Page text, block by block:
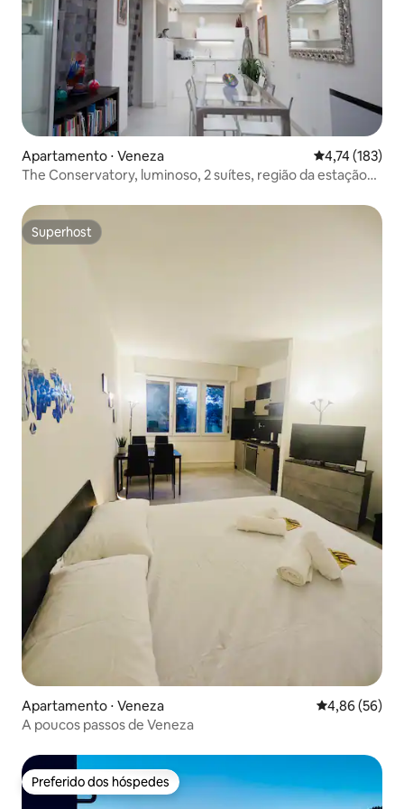
Apartamento ⋅ Veneza 4,74 de uma
4,74 (183)
The Conservatory, luminoso, 2 suítes, região da estação
Superhost
Superhost
Apartamento ⋅ Veneza 4,86 de uma
4,86 (56)
A poucos passos de Veneza
Preferido dos hóspedes
Preferido dos hóspedes